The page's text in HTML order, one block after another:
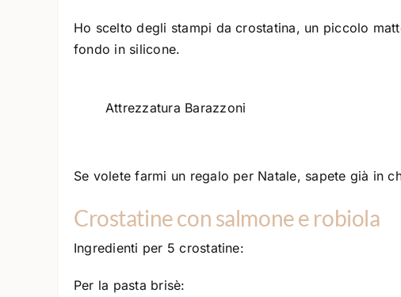
Ho scelto degli stampi da crostatina, un piccolo
fondo in silicone.
Attrezzatura Barazzoni
Se volete farmi un regalo per Natale, sapete già in
Crostatine con salmone e robiola
Ingredienti per 5 crostatine:
Per la pasta brisè: